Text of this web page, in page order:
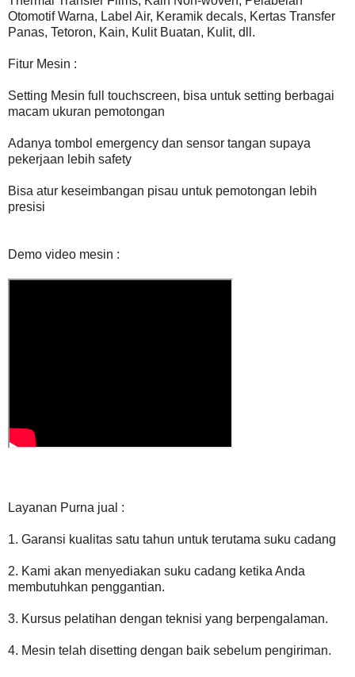
Otomotif Warna, Label Air, Keramik decals, Kertas Transfer
Panas, Tetoron, Kain, Kulit Buatan, Kulit, dll.
Fitur Mesin :
Setting Mesin full touchscreen, bisa untuk setting berbagai
macam ukuran pemotongan
Adanya tombol emergency dan sensor tangan supaya
pekerjaan lebih safety
Bisa atur keseimbangan pisau untuk pemotongan lebih
presisi
Demo video mesin :
Layanan Purna jual :
1. Garansi kualitas satu tahun untuk terutama suku cadang
2. Kami akan menyediakan suku cadang ketika Anda
membutuhkan penggantian.
3. Kursus pelatihan dengan teknisi yang berpengalaman.
4. Mesin telah disetting dengan baik sebelum pengiriman.